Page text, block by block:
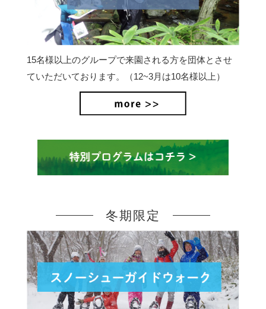
15名様以上のグループで来園される方を団体とさせ
ていただいております。（12~3月は10名様以上）
冬期限定